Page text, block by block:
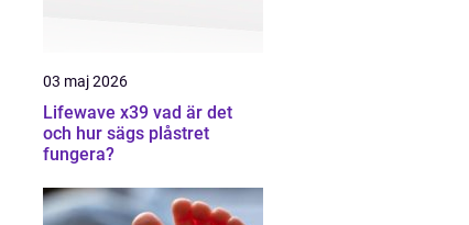
03 maj 2026
Lifewave x39 vad är det
och hur sägs plåstret
fungera?